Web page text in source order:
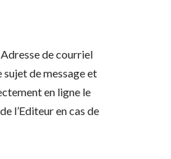
de courriel
de message et
en ligne le
l’Editeur en cas de